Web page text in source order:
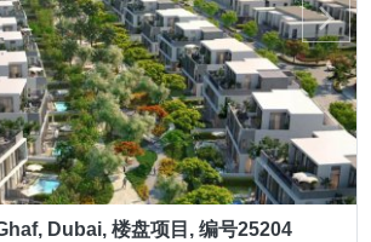
Dubai, 楼盘项目, 编号25204